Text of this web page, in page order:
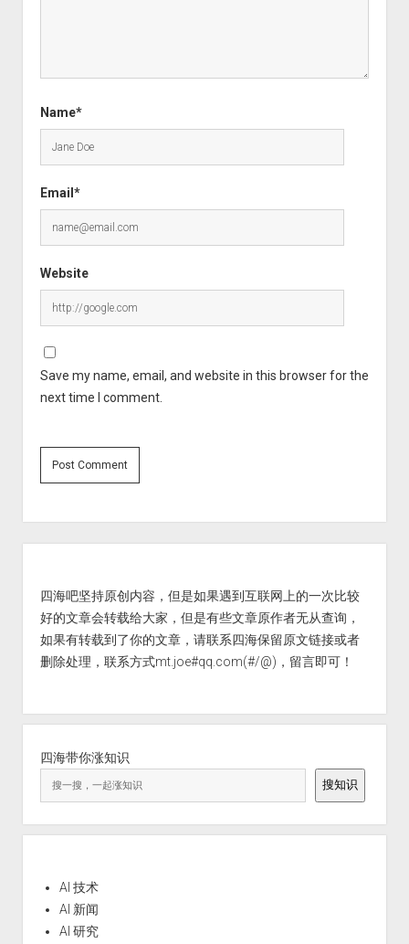
Name*
Email*
Website
Save my name, email, and website in this browser for the
next time I comment.
四海吧坚持原创内容，但是如果遇到互联网上的一次比较
好的文章会转载给大家，但是有些文章原作者无从查询，
如果有转载到了你的文章，请联系四海保留原文链接或者
删除处理，联系方式mt.joe#qq.com(#/@)，留言即可！
四海带你涨知识
搜知识
AI 技术
AI 新闻
AI 研究